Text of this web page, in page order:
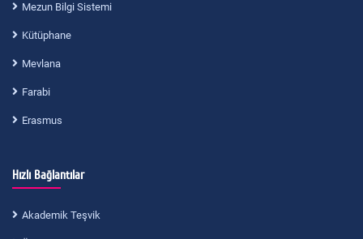
Mezun Bilgi Sistemi
Kütüphane
Mevlana
Farabi
Erasmus
Hızlı Bağlantılar
Akademik Teşvik